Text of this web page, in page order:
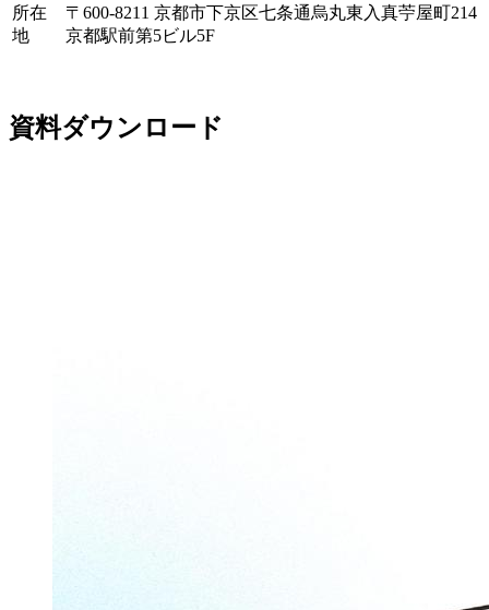
所在
地
〒600-8211 京都市下京区七条通烏丸東入真苧屋町214
京都駅前第5ビル5F
資料ダウンロード